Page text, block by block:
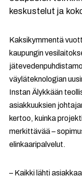
keskustelut ja
Kaksikymmentä
kaupungin
väyläteknologian
Instan Älykkään
asiakkuuksien
kertoo, kuinka
merkittävää –
elinkaaripalvelut.
– Kaikki lähti